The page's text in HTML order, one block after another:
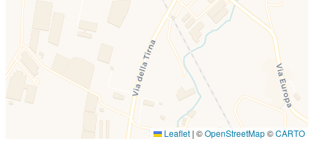
Leaflet | ©OpenStreetMap©CARTO